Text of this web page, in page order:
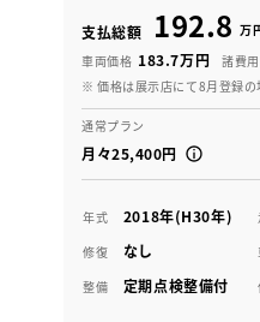
支払総額 192.8 万
車両価格 183.7万円 諸費用
※ 価格は展示店にて8月登録の
通常プラン
月々25,400円
年式 2018年(H30年)
修復 なし
整備 定期点検整備付